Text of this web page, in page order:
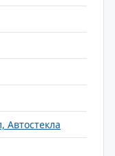
Автостекла